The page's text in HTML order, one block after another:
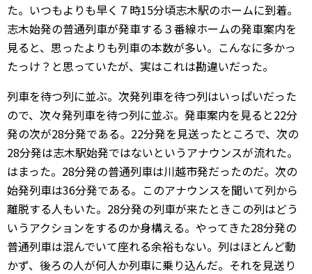
た。いつもよりも早く７時15分頃志木駅のホームに到着。
志木始発の普通列車が発車する３番線ホームの発車案内を
見ると、思ったよりも列車の本数が多い。こんなに多かっ
たっけ？と思っていたが、実はこれは勘違いだった。
列車を待つ列に並ぶ。次発列車を待つ列はいっぱいだった
ので、次々発列車を待つ列に並ぶ。発車案内を見ると22分
発の次が28分発である。22分発を見送ったところで、次の
28分発は志木駅始発ではないというアナウンスが流れた。
はまった。28分発の普通列車は川越市発だったのだ。次の
始発列車は36分発である。このアナウンスを聞いて列から
離脱する人もいた。28分発の列車が来たときこの列はどう
いうアクションをするのか身構える。やってきた28分発の
普通列車は混んでいて座れる余裕もない。列はほとんど動
かず、後ろの人が何人か列車に乗り込んだ。それを見送り